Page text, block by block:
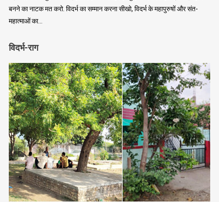
बनने का नाटक मत करो. विदर्भ का सम्मान करना सीखो, विदर्भ के महापुरुषों और संत-
महात्माओं का…
विदर्भ-राग